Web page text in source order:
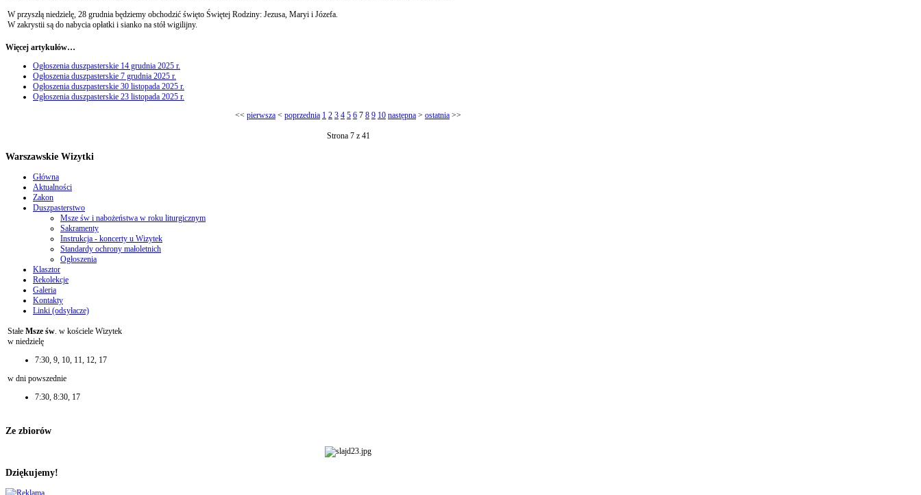
W przyszłą niedzielę, 28 grudnia będziemy obchodzić święto Świętej Rodziny: Jezusa, Maryi i Józefa.
W zakrystii są do nabycia opłatki i sianko na stół wigilijny.
Więcej artykułów…
Ogłoszenia duszpasterskie 14 grudnia 2025 r.
Ogłoszenia duszpasterskie 7 grudnia 2025 r.
Ogłoszenia duszpasterskie 30 listopada 2025 r.
Ogłoszenia duszpasterskie 23 listopada 2025 r.
<< pierwsza < poprzednia 1 2 3 4 5 6 7 8 9 10 następna > ostatnia >>
Strona 7 z 41
Warszawskie Wizytki
Główna
Aktualności
Zakon
Duszpasterstwo
Msze św i nabożeństwa w roku liturgicznym
Sakramenty
Instrukcja - koncerty u Wizytek
Standardy ochrony małoletnich
Ogłoszenia
Klasztor
Rekolekcje
Galeria
Kontakty
Linki (odsyłacze)
Stałe Msze św. w kościele Wizytek
w niedzielę
7:30, 9, 10, 11, 12, 17
w dni powszednie
7:30, 8:30, 17
Ze zbiorów
Dziękujemy!